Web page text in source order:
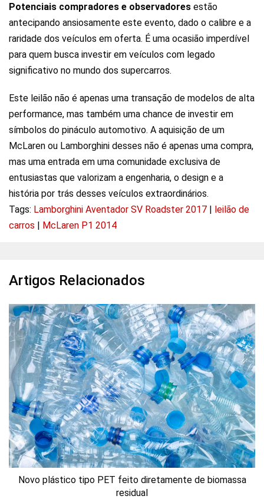
Potenciais compradores e observadores estão
antecipando ansiosamente este evento, dado o calibre e a
raridade dos veículos em oferta. É uma ocasião imperdível
para quem busca investir em veículos com legado
significativo no mundo dos supercarros.
Este leilão não é apenas uma transação de modelos de alta
performance, mas também uma chance de investir em
símbolos do pináculo automotivo. A aquisição de um
McLaren ou Lamborghini desses não é apenas uma compra,
mas uma entrada em uma comunidade exclusiva de
entusiastas que valorizam a engenharia, o design e a
história por trás desses veículos extraordinários.
Tags: Lamborghini Aventador SV Roadster 2017 | leilão de
carros | McLaren P1 2014
Artigos Relacionados
Novo plástico tipo PET feito diretamente de biomassa
residual